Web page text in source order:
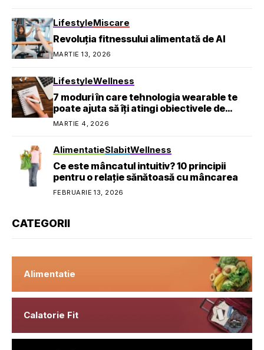
LifestyleMiscare
Revoluția fitnessului alimentată de AI
MARTIE 13, 2026
LifestyleWellness
7 moduri în care tehnologia wearable te
poate ajuta să îți atingi obiectivele de
sănătate
MARTIE 4, 2026
AlimentatieSlabitWellness
Ce este mâncatul intuitiv? 10 principii
pentru o relație sănătoasă cu mâncarea
FEBRUARIE 13, 2026
CATEGORII
Alimentatie
Calatorie Fit